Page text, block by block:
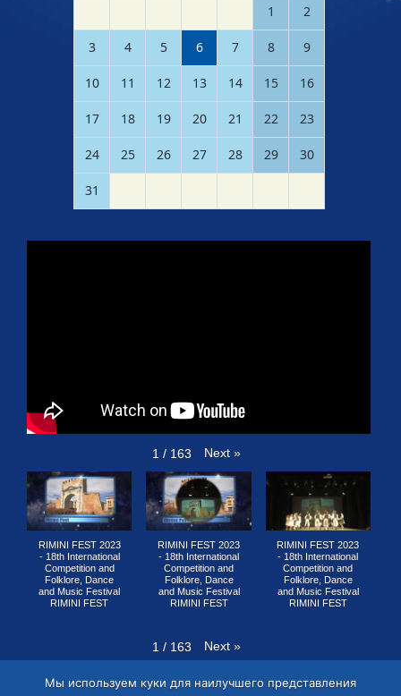
1 2
3 4 5 6 7 8 9
10 11 12 13 14 15 16
17 18 19 20 21 22 23
24 25 26 27 28 29 30
31
1 / 163 Next »
RIMINI FEST 2023
- 18th International
Competition and
Folklore, Dance
and Music Festival
RIMINI FEST
RIMINI FEST 2023
- 18th International
Competition and
Folklore, Dance
and Music Festival
RIMINI FEST
RIMINI FEST 2023
- 18th International
Competition and
Folklore, Dance
and Music Festival
RIMINI FEST
1 / 163 Next »
Мы используем куки для наилучшего представления